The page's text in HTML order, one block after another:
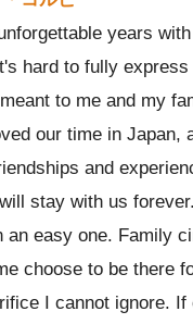
years
hard to fully
to me and my
our time in Japan,
and
stay with us
an easy one. Family
choose to be there
I cannot ignore. If